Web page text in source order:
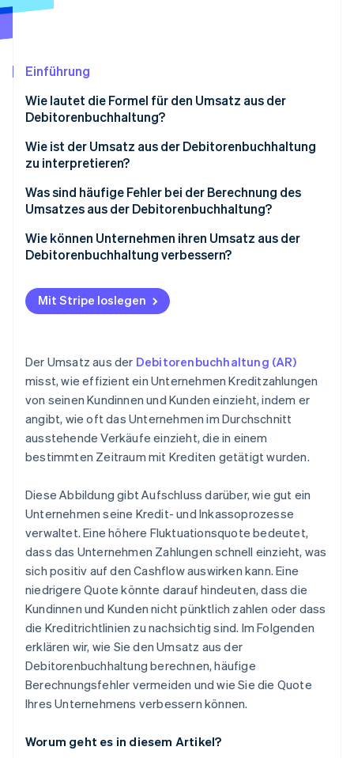
Climate
CO₂-Entnahme
Identity
Online-Identitätsprüfung
Stripe-Sessions 2026
Jetzt ansehen
Einführung
Wie lautet die Formel für den Umsatz aus der
Debitorenbuchhaltung?
Nettokreditverkäufe
Durchschnittliche Forderungen aus Lieferungen und
Leistungen
Wie ist der Umsatz aus der Debitorenbuchhaltung
zu interpretieren?
Was sind häufige Fehler bei der Berechnung des
Umsatzes aus der Debitorenbuchhaltung?
Wie können Unternehmen ihren Umsatz aus der
Debitorenbuchhaltung verbessern?
Mit Stripe loslegen
Der Umsatz aus der Debitorenbuchhaltung (AR)
misst, wie effizient ein Unternehmen Kreditzahlungen
von seinen Kundinnen und Kunden einzieht, indem er
angibt, wie oft das Unternehmen im Durchschnitt
ausstehende Verkäufe einzieht, die in einem
bestimmten Zeitraum mit Krediten getätigt wurden.
Diese Abbildung gibt Aufschluss darüber, wie gut ein
Unternehmen seine Kredit- und Inkassoprozesse
verwaltet. Eine höhere Fluktuationsquote bedeutet,
dass das Unternehmen Zahlungen schnell einzieht, was
sich positiv auf den Cashflow auswirken kann. Eine
niedrigere Quote könnte darauf hindeuten, dass die
Kundinnen und Kunden nicht pünktlich zahlen oder dass
die Kreditrichtlinien zu nachsichtig sind. Im Folgenden
erklären wir, wie Sie den Umsatz aus der
Debitorenbuchhaltung berechnen, häufige
Berechnungsfehler vermeiden und wie Sie die Quote
Ihres Unternehmens verbessern können.
Worum geht es in diesem Artikel?